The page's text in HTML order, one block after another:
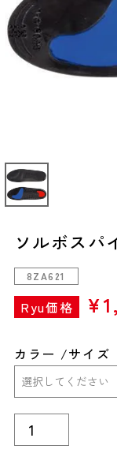
ソルボスパ
8ZA621
Ryu価格 ¥
カラー サイズ